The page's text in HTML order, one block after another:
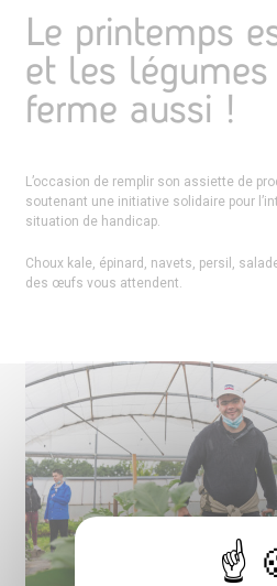
Le printemps
et les
ferme aussi !
L’occasion de remplir son assiette de
soutenant une initiative solidaire pour
situation de handicap.
Choux kale, épinard, navets, persil,
des œufs vous attendent.